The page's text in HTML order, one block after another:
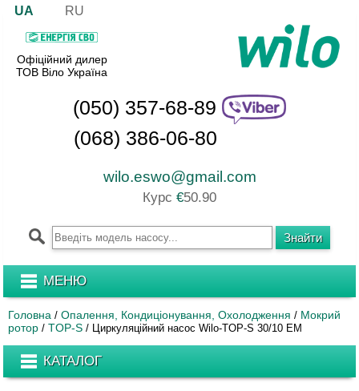
UA RU
Офіційний дилер
ТОВ Віло Україна
(050) 357-68-89
(068) 386-06-80
wilo.eswo@gmail.com
Курс €50.90
МЕНЮ
Головна / Опалення, Кондиціонування, Охолодження / Мокрий
ротор / TOP-S / Циркуляційний насос Wilo-TOP-S 30/10 EM
КАТАЛОГ